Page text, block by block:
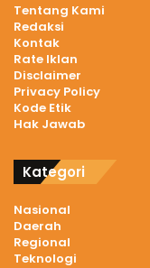
Tentang Kami
Redaksi
Kontak
Rate Iklan
Disclaimer
Privacy Policy
Kode Etik
Hak Jawab
Kategori
Nasional
Daerah
Regional
Teknologi